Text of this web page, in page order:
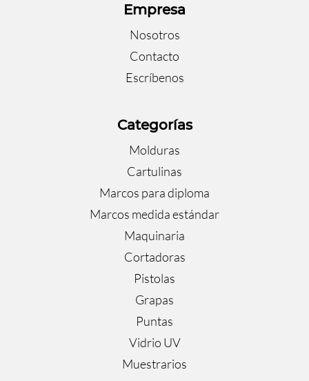
Empresa
Nosotros
Contacto
Escríbenos
Categorías
Molduras
Cartulinas
Marcos para diploma
Marcos medida estándar
Maquinaria
Cortadoras
Pistolas
Grapas
Puntas
Vidrio UV
Muestrarios